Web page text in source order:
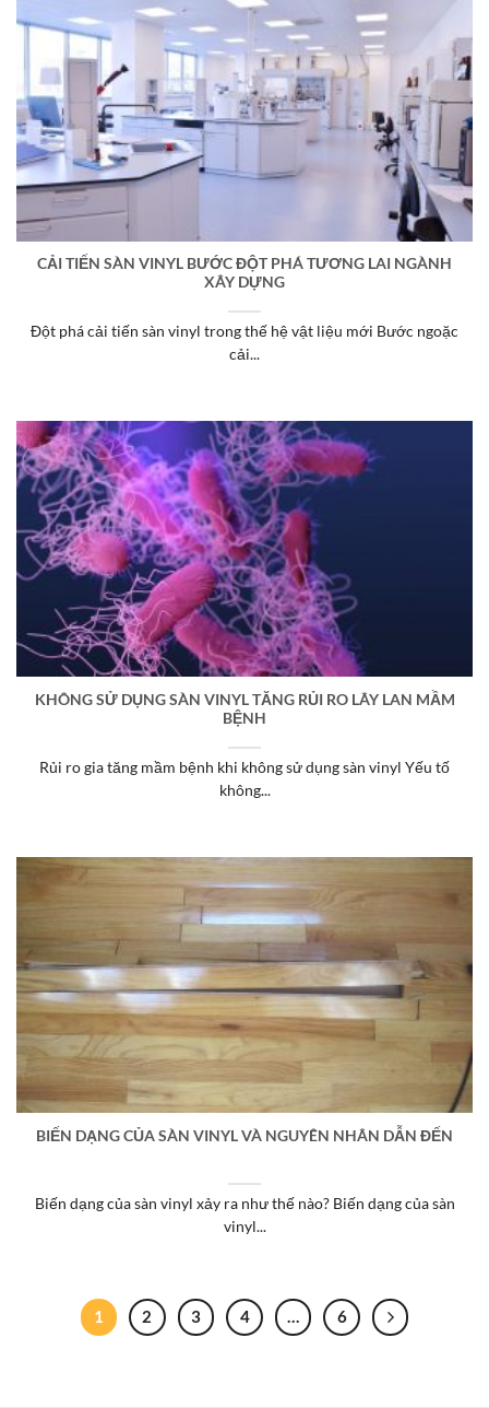
CẢI TIẾN SÀN VINYL BƯỚC ĐỘT PHÁ TƯƠNG LAI NGÀNH
XÂY DỰNG
Đột phá cải tiến sàn vinyl trong thế hệ vật liệu mới Bước ngoặc
cải...
KHÔNG SỬ DỤNG SÀN VINYL TĂNG RỦI RO LÂY LAN MẦM
BỆNH
Rủi ro gia tăng mầm bệnh khi không sử dụng sàn vinyl Yếu tố
không...
BIẾN DẠNG CỦA SÀN VINYL VÀ NGUYÊN NHÂN DẪN ĐẾN
Biến dạng của sàn vinyl xảy ra như thế nào? Biến dạng của sàn
vinyl...
1 2 3 4 … 6